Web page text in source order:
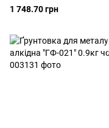
1 748.70 грн